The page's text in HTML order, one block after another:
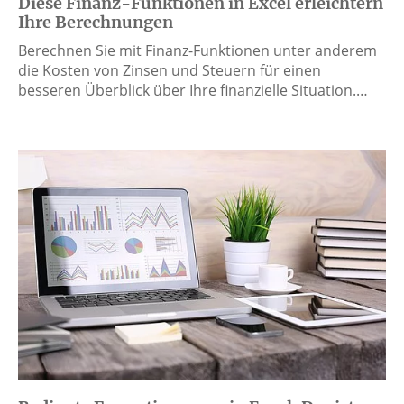
Ihre Berechnungen
Berechnen Sie mit Finanz-Funktionen unter anderem
die Kosten von Zinsen und Steuern für einen
besseren Überblick über Ihre finanzielle Situation.…